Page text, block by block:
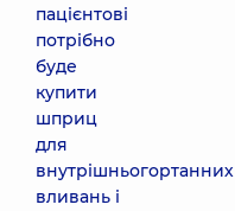
пацієнтові
потрібно
буде
купити
шприц
для
внутрішньогортанних
вливань і